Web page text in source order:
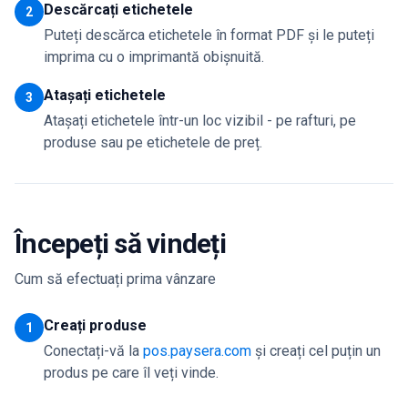
2
Descărcați etichetele
Puteți descărca etichetele în format PDF și le puteți
imprima cu o imprimantă obișnuită.
3
Atașați etichetele
Atașați etichetele într-un loc vizibil - pe rafturi, pe
produse sau pe etichetele de preț.
Începeți să vindeți
Cum să efectuați prima vânzare
1
Creați produse
Conectați-vă la pos.paysera.com și creați cel puțin un
produs pe care îl veți vinde.